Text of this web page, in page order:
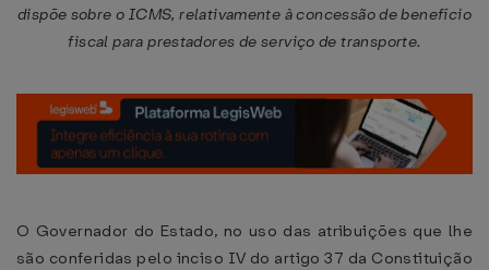
dispõe sobre o ICMS, relativamente à concessão de benefício
fiscal para prestadores de serviço de transporte.
O Governador do Estado, no uso das atribuições que lhe
são conferidas pelo inciso IV do artigo 37 da Constituição